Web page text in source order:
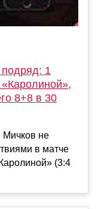
1
8+8 в 30
не
в матче
(3:4